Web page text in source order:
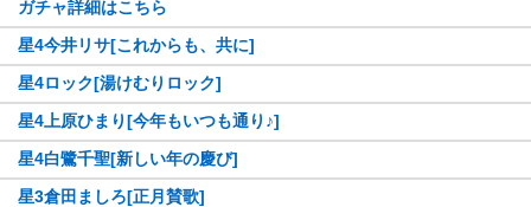
ガチャ詳細はこちら
星4今井リサ[これからも、共に]
星4ロック[湯けむりロック]
星4上原ひまり[今年もいつも通り♪]
星4白鷺千聖[新しい年の慶び]
星3倉田ましろ[正月賛歌]